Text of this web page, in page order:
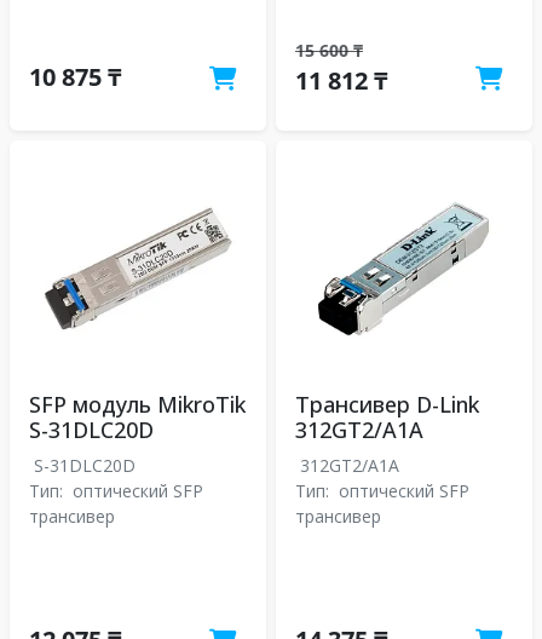
10 875 ₸
15 600 ₸
11 812 ₸
SFP модуль MikroTik
S-31DLC20D
S-31DLC20D
Тип: оптический SFP
трансивер
Трансивер D-Link
312GT2/A1A
312GT2/A1A
Тип: оптический SFP
трансивер